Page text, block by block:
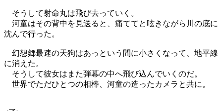
そうして射命丸は飛び去っていく。
河童はその背中を見送ると、痛ててと呟きながら川の底に
沈んで行った。
幻想郷最速の天狗はあっという間に小さくなって、地平線
に消えた。
そうして彼女はまた弾幕の中へ飛び込んでいくのだ。
世界でただひとつの相棒、河童の造ったカメラと共に。